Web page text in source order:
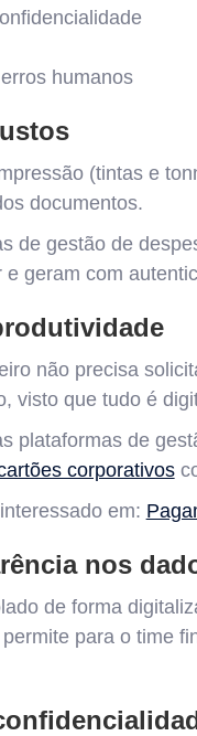
humanos
(tintas e
documentos.
de gestão de
geram com
não precisa
visto que tudo é
plataformas de
corporativos
em:
nos
de forma
para o time